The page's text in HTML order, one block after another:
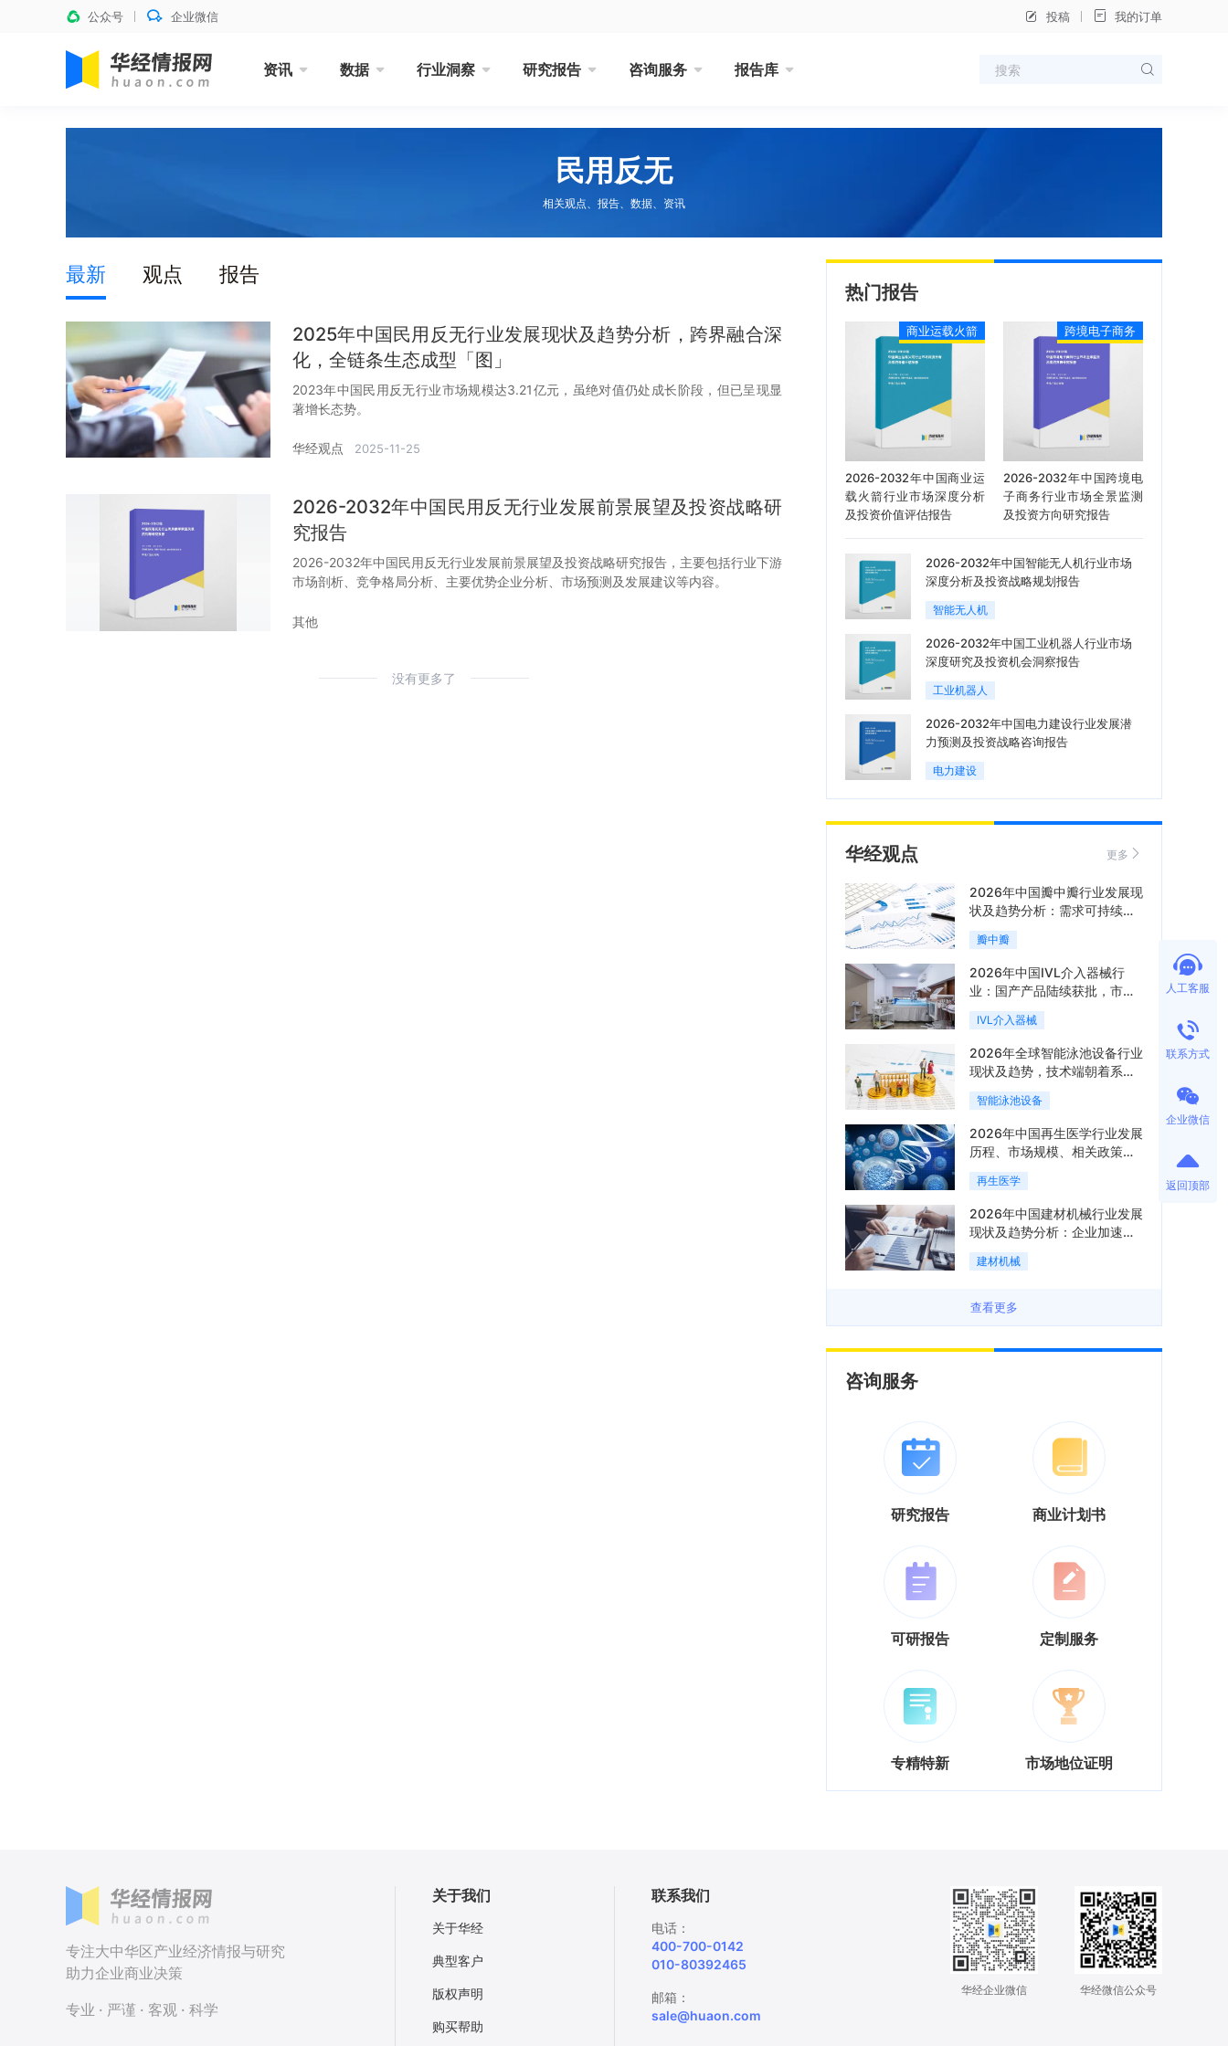
公众号 企业微信 投稿 我的订单
资讯 数据 行业洞察 研究报告 咨询服务 报告库
民用反无
相关观点、报告、数据、资讯
最新 观点 报告
2025年中国民用反无行业发展现状及趋势分析，跨界融合深
化，全链条生态成型「图」
2023年中国民用反无行业市场规模达3.21亿元，虽绝对值仍处成长阶段，但已呈现显
著增长态势。
华经观点 2025-11-25
2026-2032年中国民用反无行业发展前景展望及投资战略研
究报告
2026-2032年中国民用反无行业发展前景展望及投资战略研究报告，主要包括行业下游
市场剖析、竞争格局分析、主要优势企业分析、市场预测及发展建议等内容。
其他
没有更多了
热门报告
商业运载火箭
2026-2032年中国商业运
载火箭行业市场深度分析
及投资价值评估报告
跨境电子商务
2026-2032年中国跨境电
子商务行业市场全景监测
及投资方向研究报告
2026-2032年中国智能无人机行业市场
深度分析及投资战略规划报告
智能无人机
2026-2032年中国工业机器人行业市场
深度研究及投资机会洞察报告
工业机器人
2026-2032年中国电力建设行业发展潜
力预测及投资战略咨询报告
电力建设
华经观点 更多
2026年中国瓣中瓣行业发展现
状及趋势分析：需求可持续释
放，市场发展前景良好「图」
瓣中瓣
2026年中国IVL介入器械行
业：国产产品陆续获批，市场
将进入持续高增长阶段「图」
IVL介入器械
2026年全球智能泳池设备行业
现状及趋势，技术端朝着系统
集成、绿色节能方向迭代
「图」
智能泳池设备
2026年中国再生医学行业发展
历程、市场规模、相关政策、
产业链、竞争格局及发展潜力
分析「图」
再生医学
2026年中国建材机械行业发展
现状及趋势分析：企业加速向
“装备+系统+服务”综合服务商
转型「图」
建材机械
查看更多
咨询服务
研究报告 商业计划书
可研报告 定制服务
专精特新 市场地位证明
人工客服
联系方式
企业微信
返回顶部
专注大中华区产业经济情报与研究
助力企业商业决策
专业 · 严谨 · 客观 · 科学
关于我们
关于华经
典型客户
版权声明
购买帮助
联系我们
电话：
400-700-0142
010-80392465
邮箱：
sale@huaon.com
华经企业微信 华经微信公众号